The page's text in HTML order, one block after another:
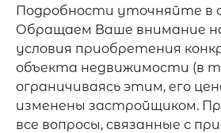
Подробности уточняйте в
Обращаем Ваше внимание
условия приобретения
объекта недвижимости (в
ограничиваясь этим, его
изменены застройщиком.
все вопросы, связанные с